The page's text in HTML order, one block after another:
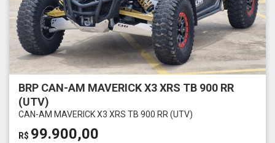
BRP CAN-AM MAVERICK X3 XRS TB 900 RR
(UTV)
CAN-AM MAVERICK X3 XRS TB 900 RR (UTV)
R$ 99.900,00